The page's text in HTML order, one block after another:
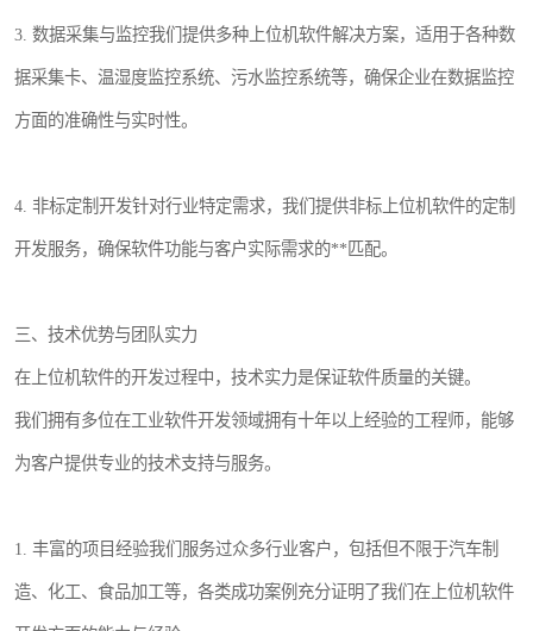
3. 数据采集与监控我们提供多种上位机软件解决方案，适用于各种数
据采集卡、温湿度监控系统、污水监控系统等，确保企业在数据监控
方面的准确性与实时性。
4. 非标定制开发针对行业特定需求，我们提供非标上位机软件的定制
开发服务，确保软件功能与客户实际需求的**匹配。
三、技术优势与团队实力
在上位机软件的开发过程中，技术实力是保证软件质量的关键。
我们拥有多位在工业软件开发领域拥有十年以上经验的工程师，能够
为客户提供专业的技术支持与服务。
1. 丰富的项目经验我们服务过众多行业客户，包括但不限于汽车制
造、化工、食品加工等，各类成功案例充分证明了我们在上位机软件